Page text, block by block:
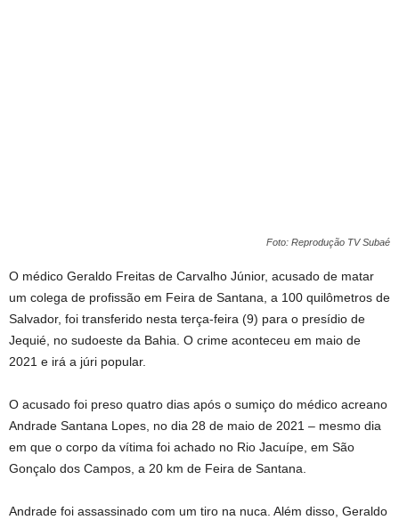
Foto: Reprodução TV Subaé
O médico Geraldo Freitas de Carvalho Júnior, acusado de matar
um colega de profissão em Feira de Santana, a 100 quilômetros de
Salvador, foi transferido nesta terça-feira (9) para o presídio de
Jequié, no sudoeste da Bahia. O crime aconteceu em maio de
2021 e irá a júri popular.
O acusado foi preso quatro dias após o sumiço do médico acreano
Andrade Santana Lopes, no dia 28 de maio de 2021 – mesmo dia
em que o corpo da vítima foi achado no Rio Jacuípe, em São
Gonçalo dos Campos, a 20 km de Feira de Santana.
Andrade foi assassinado com um tiro na nuca. Além disso, Geraldo